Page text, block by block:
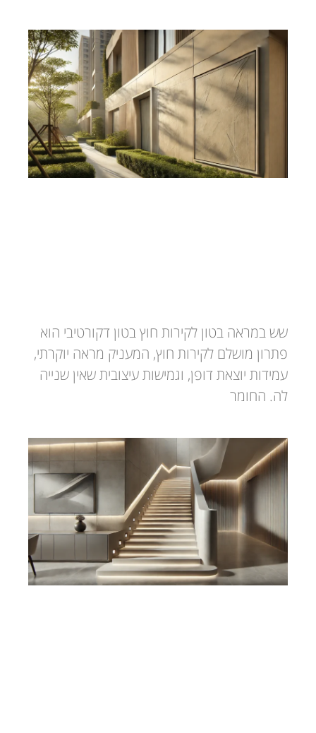
שש במראה בטון לקירות חוץ בטון דקורטיבי הוא
פתרון מושלם לקירות חוץ, המעניק מראה יוקרתי,
עמידות יוצאת דופן, וגמישות עיצובית שאין שנייה
לה. החומר